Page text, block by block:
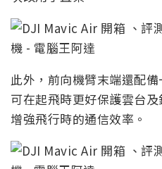
此外，前向機臂末端還配
可在起飛時更好保護雲台
增強飛行時的通信效率。